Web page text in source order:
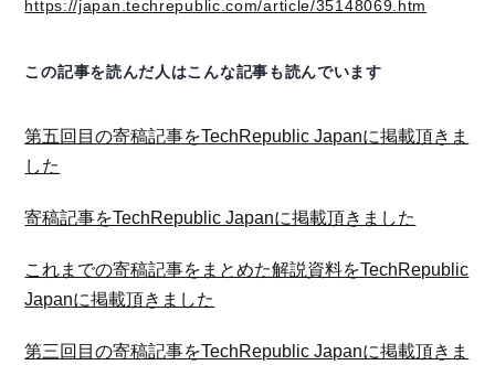
https://japan.techrepublic.com/article/35148069.htm
この記事を読んだ人はこんな記事も読んでいます
第五回目の寄稿記事をTechRepublic Japanに掲載頂きま
した
寄稿記事をTechRepublic Japanに掲載頂きました
これまでの寄稿記事をまとめた解説資料をTechRepublic
Japanに掲載頂きました
第三回目の寄稿記事をTechRepublic Japanに掲載頂きま